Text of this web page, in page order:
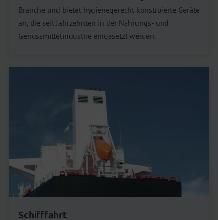
Branche und bietet hygienegerecht konstruierte Geräte
an, die seit Jahrzehnten in der Nahrungs- und
Genussmittelindustrie eingesetzt werden.
Schifffahrt